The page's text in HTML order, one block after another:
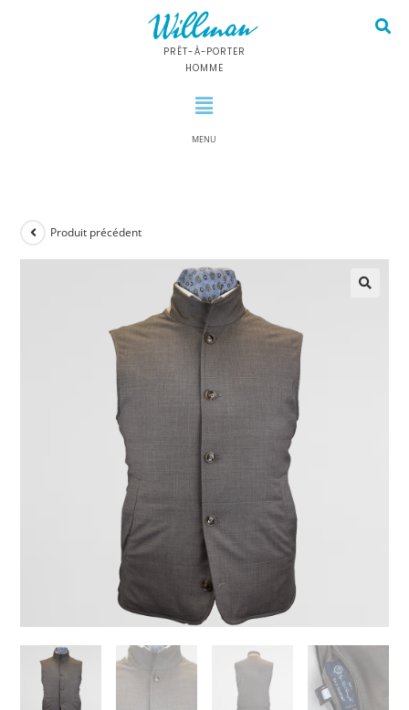
PRÊT-À-PORTER
HOMME
MENU
Produit précédent